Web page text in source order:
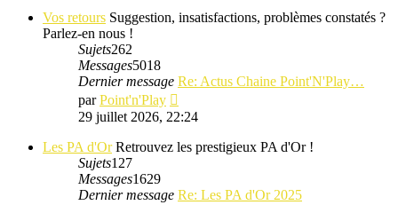
Vos retours Suggestion, insatisfactions, problèmes constatés ?
Parlez-en nous !
Sujets262
Messages5018
Dernier message Re: Actus Chaine Point'N'Play…
parPoint'n'Play
le
message
29 juillet 2026, 22:24
Les PA d'Or Retrouvez les prestigieux PA d'Or !
Sujets127
Messages1629
Dernier message Re: Les PA d'Or 2025